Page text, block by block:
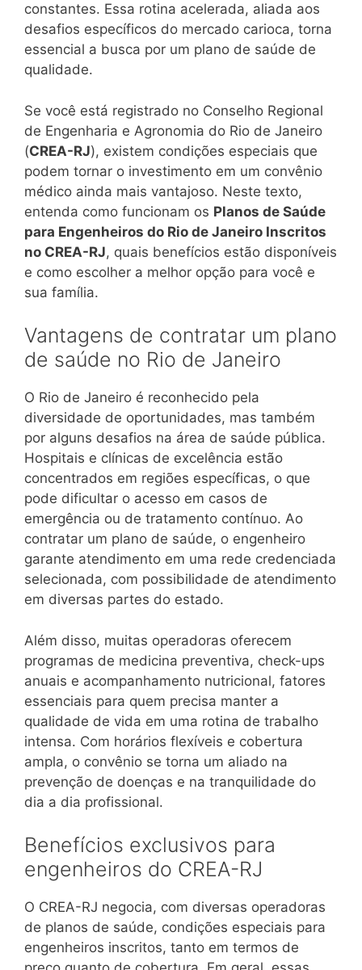
constantes. Essa rotina acelerada, aliada aos
desafios específicos do mercado carioca, torna
essencial a busca por um plano de saúde de
qualidade.
Se você está registrado no Conselho Regional
de Engenharia e Agronomia do Rio de Janeiro
(CREA-RJ), existem condições especiais que
podem tornar o investimento em um convênio
médico ainda mais vantajoso. Neste texto,
entenda como funcionam os Planos de Saúde
para Engenheiros do Rio de Janeiro Inscritos
no CREA-RJ, quais benefícios estão disponíveis
e como escolher a melhor opção para você e
sua família.
Vantagens de contratar um plano
de saúde no Rio de Janeiro
O Rio de Janeiro é reconhecido pela
diversidade de oportunidades, mas também
por alguns desafios na área de saúde pública.
Hospitais e clínicas de excelência estão
concentrados em regiões específicas, o que
pode dificultar o acesso em casos de
emergência ou de tratamento contínuo. Ao
contratar um plano de saúde, o engenheiro
garante atendimento em uma rede credenciada
selecionada, com possibilidade de atendimento
em diversas partes do estado.
Além disso, muitas operadoras oferecem
programas de medicina preventiva, check-ups
anuais e acompanhamento nutricional, fatores
essenciais para quem precisa manter a
qualidade de vida em uma rotina de trabalho
intensa. Com horários flexíveis e cobertura
ampla, o convênio se torna um aliado na
prevenção de doenças e na tranquilidade do
dia a dia profissional.
Benefícios exclusivos para
engenheiros do CREA-RJ
O CREA-RJ negocia, com diversas operadoras
de planos de saúde, condições especiais para
engenheiros inscritos, tanto em termos de